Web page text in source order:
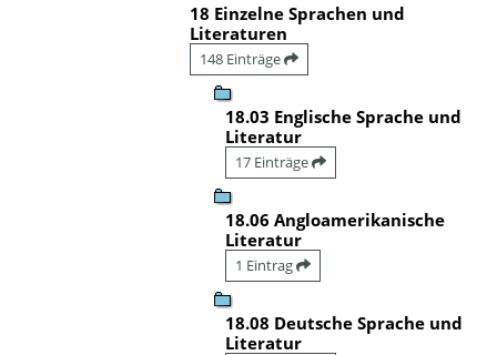
18 Einzelne Sprachen und
Literaturen
148 Einträge
18.03 Englische Sprache und
Literatur
17 Einträge
18.06 Angloamerikanische
Literatur
1 Eintrag
18.08 Deutsche Sprache und
Literatur